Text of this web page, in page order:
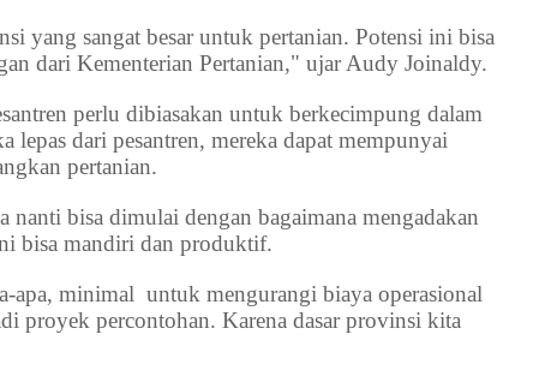
yang sangat besar untuk pertanian. Potensi ini bisa
dari Kementerian Pertanian," ujar Audy Joinaldy.
perlu dibiasakan untuk berkecimpung dalam
lepas dari pesantren, mereka dapat mempunyai
pertanian.
nanti bisa dimulai dengan bagaimana mengadakan
bisa mandiri dan produktif.
apa, minimal untuk mengurangi biaya operasional
proyek percontohan. Karena dasar provinsi kita